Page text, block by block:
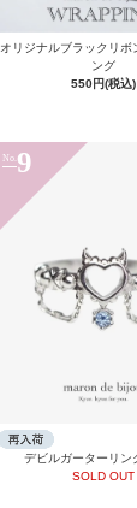
オリジナルブラックリボ
ング
550円(税込)
No. 9
デビルガーターリン
SOLD OUT